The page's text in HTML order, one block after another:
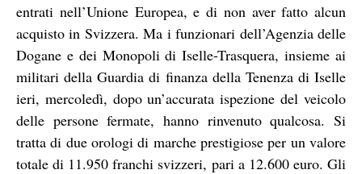
entrati nell’Unione Europea, e di non aver fatto alcun
acquisto in Svizzera. Ma i funzionari dell’Agenzia delle
Dogane e dei Monopoli di Iselle-Trasquera, insieme ai
militari della Guardia di finanza della Tenenza di Iselle
ieri, mercoledì, dopo un’accurata ispezione del veicolo
delle persone fermate, hanno rinvenuto qualcosa. Si
tratta di due orologi di marche prestigiose per un valore
totale di 11.950 franchi svizzeri, pari a 12.600 euro. Gli